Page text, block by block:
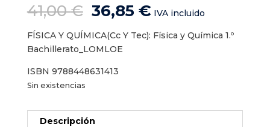
41,00€ El
precio
original
era:
41,00 €.
36,85 €El
actual
IVA incluido
FÍSICA Y QUÍMICA(Cc Y Tec): Física y Química 1.º
Bachillerato_LOMLOE
ISBN 9788448631413
Sin existencias
Descripción